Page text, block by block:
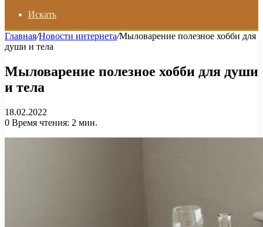
Искать
Главная/Новости интернета/Мыловарение полезное хобби для
души и тела
Мыловарение полезное хобби для души
и тела
18.02.2022
0 Время чтения: 2 мин.